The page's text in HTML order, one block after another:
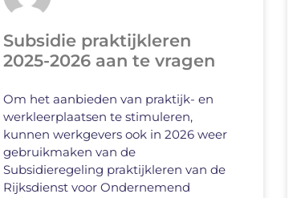
Subsidie praktijkleren
2025-2026 aan te vragen
Om het aanbieden van praktijk- en
werkleerplaatsen te stimuleren,
kunnen werkgevers ook in 2026 weer
gebruikmaken van de
Subsidieregeling praktijkleren van de
Rijksdienst voor Ondernemend